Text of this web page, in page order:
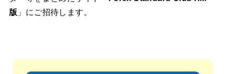
版 」にご招待します。